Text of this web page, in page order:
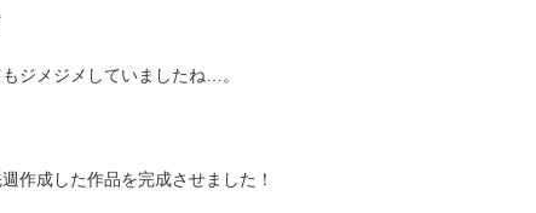
ジメジメしていましたね…。
作成した作品を完成させました！